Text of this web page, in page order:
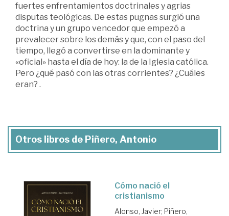
fuertes enfrentamientos doctrinales y agrias
disputas teológicas. De estas pugnas surgió una
doctrina y un grupo vencedor que empezó a
prevalecer sobre los demás y que, con el paso del
tiempo, llegó a convertirse en la dominante y
«oficial» hasta el día de hoy: la de la Iglesia católica.
Pero ¿qué pasó con las otras corrientes? ¿Cuáles
eran? .
Otros libros de Piñero, Antonio
Cómo nació el
cristianismo
Alonso, Javier; Piñero,